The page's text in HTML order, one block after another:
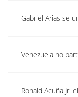
Gabriel Arias se
Venezuela no
Ronald Acuña Jr.